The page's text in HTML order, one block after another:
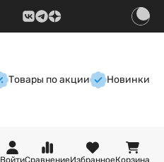
Товары по акции Новинки
ВойтиСравнениеИзбранноеКорзина